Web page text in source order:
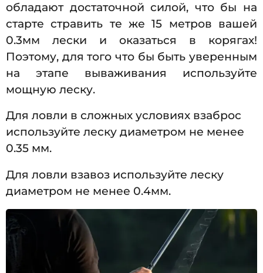
обладают достаточной силой, что бы на
старте стравить те же 15 метров вашей
0.3мм лески и оказаться в корягах!
Поэтому, для того что бы быть уверенным
на этапе вываживания используйте
мощную леску.
Для ловли в сложных условиях взаброс
используйте леску диаметром не менее
0.35 мм.
Для ловли взавоз используйте леску
диаметром не менее 0.4мм.